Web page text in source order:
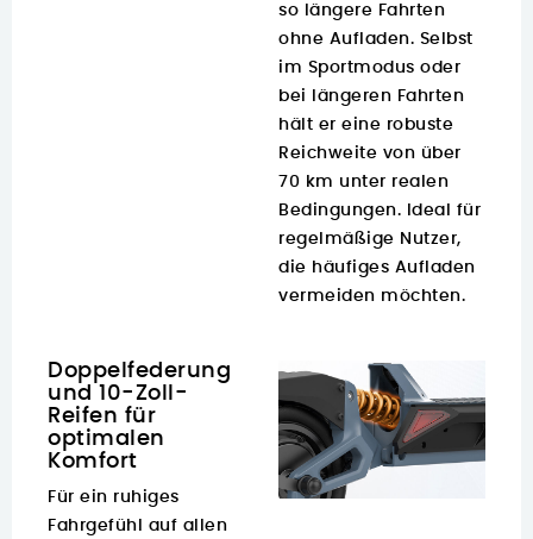
so längere Fahrten
ohne Aufladen. Selbst
im Sportmodus oder
bei längeren Fahrten
hält er eine robuste
Reichweite von über
70 km unter realen
Bedingungen. Ideal für
regelmäßige Nutzer,
die häufiges Aufladen
vermeiden möchten.
Doppelfederung
und 10-Zoll-
Reifen für
optimalen
Komfort
Für ein ruhiges
Fahrgefühl auf allen